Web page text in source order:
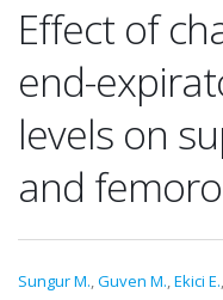
Effect of
end-
levels on
and
Sungur M.,Guven M.,Ekici E.,